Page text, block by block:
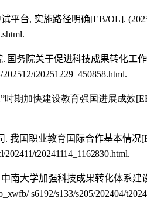
平台, 实施路径明确[EB/OL].
. 国务院关于促进科技成果转化工
t20251229_450858.html.
”时期加快建设教育强国进展成效
.我国职业教育国际合作基本情况
t20241114_1162830.html.
中南大学加强科技成果转化体系建
s6192/s133/s205/202404/